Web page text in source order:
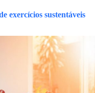
exercícios sustentáveis